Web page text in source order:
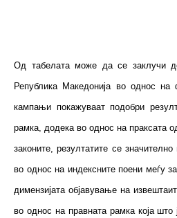
Од табелата може да се заклучи
Република Македонија во однос
кампањи покажуваат подобри
рамка, додека во однос на праксата
законите, резултатите се
во однос на индексните поени меѓу
димензијата објавување на
во однос на правната рамка која што